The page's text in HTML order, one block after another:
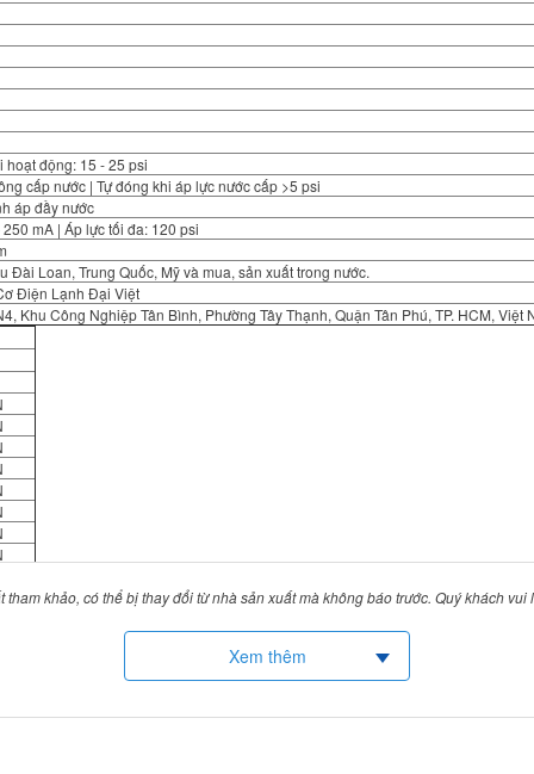
hoạt động: 15 - 25 psi
cấp nước | Tự đóng khi áp lực nước cấp >5 psi
áp đầy nước
mA | Áp lực tối đa: 120 psi
Đài Loan, Trung Quốc, Mỹ và mua, sản xuất trong nước.
Điện Lạnh Đại Việt
Khu Công Nghiệp Tân Bình, Phường Tây Thạnh, Quận Tân Phú, TP. HCM, Việt
khảo, có thể bị thay đổi từ nhà sản xuất mà không báo trước. Quý khách
Xem thêm